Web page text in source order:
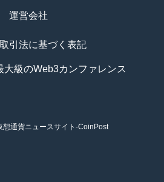
運営会社
引法に基づく表記
大級のWeb3カンファレンス
想通貨ニュースサイト-CoinPost